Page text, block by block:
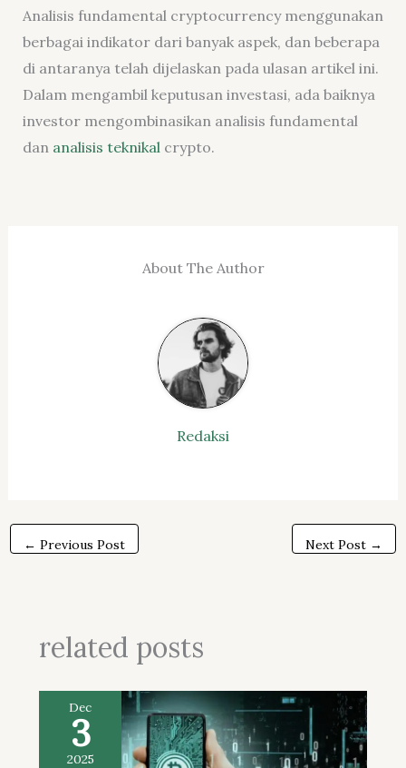
Analisis fundamental cryptocurrency menggunakan
berbagai indikator dari banyak aspek, dan beberapa
di antaranya telah dijelaskan pada ulasan artikel ini.
Dalam mengambil keputusan investasi, ada baiknya
investor mengombinasikan analisis fundamental
dan analisis teknikalcrypto.
About The Author
Redaksi
← Previous Post Next Post →
related posts
Dec
3
2025